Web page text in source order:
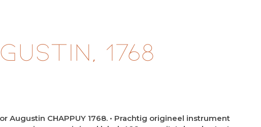
1768
Augustin CHAPPUY 1768. • Prachtig origineel instrument